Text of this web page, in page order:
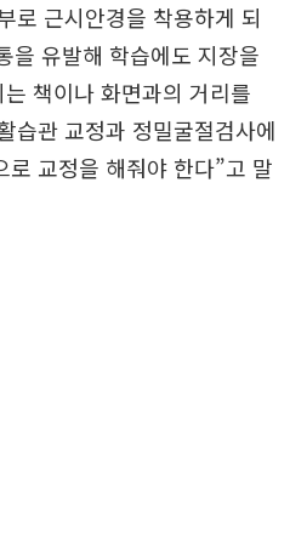
로 근시안경을 착용하게 되
을 유발해 학습에도 지장을
책이나 화면과의 거리를
습관 교정과 정밀굴절검사에
로 교정을 해줘야 한다”고 말